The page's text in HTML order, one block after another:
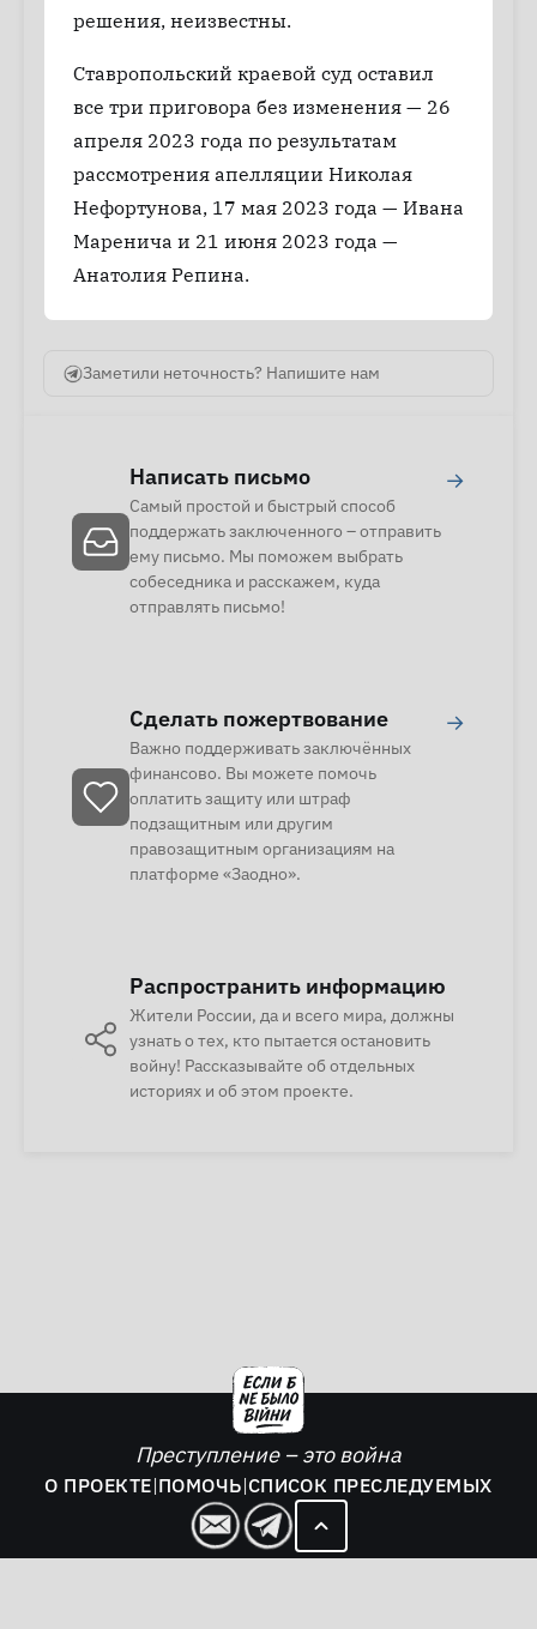
решения, неизвестны.
Ставропольский краевой суд оставил
все три приговора без изменения — 26
апреля 2023 года по результатам
рассмотрения апелляции Николая
Нефортунова, 17 мая 2023 года — Ивана
Маренича и 21 июня 2023 года —
Анатолия Репина.
Заметили неточность? Напишите нам
Написать письмо
Самый простой и быстрый способ
поддержать заключенного – отправить
ему письмо. Мы поможем выбрать
собеседника и расскажем, куда
отправлять письмо!
→
Сделать пожертвование
Важно поддерживать заключённых
финансово. Вы можете помочь
оплатить защиту или штраф
подзащитным или другим
правозащитным организациям на
платформе «Заодно».
→
Распространить информацию
Жители России, да и всего мира, должны
узнать о тех, кто пытается остановить
войну! Рассказывайте об отдельных
историях и об этом проекте.
Преступление – это война
О ПРОЕКТЕ|ПОМОЧЬ|СПИСОК ПРЕСЛЕДУЕМЫХ